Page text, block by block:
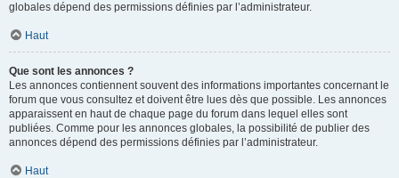
globales dépend des permissions définies par l’administrateur.
Haut
Que sont les annonces ?
Les annonces contiennent souvent des informations importantes concernant le
forum que vous consultez et doivent être lues dès que possible. Les annonces
apparaissent en haut de chaque page du forum dans lequel elles sont
publiées. Comme pour les annonces globales, la possibilité de publier des
annonces dépend des permissions définies par l’administrateur.
Haut